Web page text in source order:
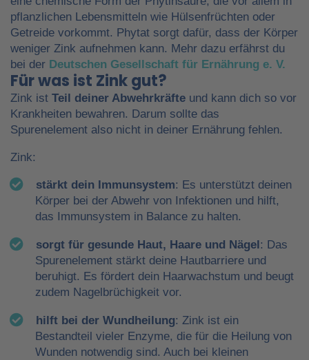
pflanzlichen Lebensmitteln wie Hülsenfrüchten oder
Getreide vorkommt. Phytat sorgt dafür, dass der Körper
weniger Zink aufnehmen kann. Mehr dazu erfährst du
bei der Deutschen Gesellschaft für Ernährung e. V.
Für was ist Zink gut?
Zink ist Teil deiner Abwehrkräfte und kann dich so vor
Krankheiten bewahren. Darum sollte das
Spurenelement also nicht in deiner Ernährung fehlen.
Zink:
stärkt dein Immunsystem: Es unterstützt deinen
Körper bei der Abwehr von Infektionen und hilft,
das Immunsystem in Balance zu halten.
sorgt für gesunde Haut, Haare und Nägel: Das
Spurenelement stärkt deine Hautbarriere und
beruhigt. Es fördert dein Haarwachstum und beugt
zudem Nagelbrüchigkeit vor.
hilft bei der Wundheilung: Zink ist ein
Bestandteil vieler Enzyme, die für die Heilung von
Wunden notwendig sind. Auch bei kleinen